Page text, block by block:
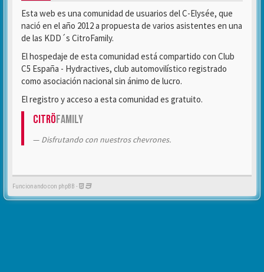
Esta web es una comunidad de usuarios del C-Elysée, que
nació en el año 2012 a propuesta de varios asistentes en una
de las KDD´s CitroFamily.
El hospedaje de esta comunidad está compartido con Club
C5 España - Hydractives, club automovilístico registrado
como asociación nacional sin ánimo de lucro.
El registro y acceso a esta comunidad es gratuito.
CitröFamily
Disfrutando con nuestros chevrones.
Funcionando con phpBB -